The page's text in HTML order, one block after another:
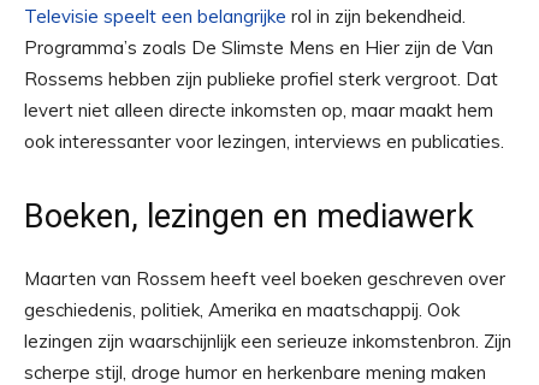
Televisie speelt een belangrijke rol in zijn bekendheid.
Programma’s zoals De Slimste Mens en Hier zijn de Van
Rossems hebben zijn publieke profiel sterk vergroot. Dat
levert niet alleen directe inkomsten op, maar maakt hem
ook interessanter voor lezingen, interviews en publicaties.
Boeken, lezingen en mediawerk
Maarten van Rossem heeft veel boeken geschreven over
geschiedenis, politiek, Amerika en maatschappij. Ook
lezingen zijn waarschijnlijk een serieuze inkomstenbron. Zijn
scherpe stijl, droge humor en herkenbare mening maken